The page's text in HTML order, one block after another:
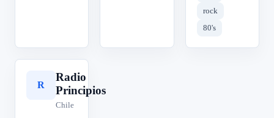
rock
80's
R
Radio
Principios
Chile